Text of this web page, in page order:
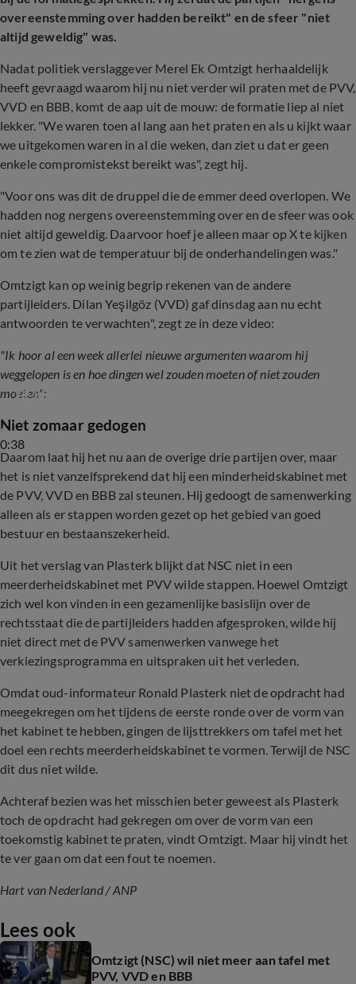
overeenstemming over hadden bereikt" en de sfeer "niet
altijd geweldig" was.
Nadat politiek verslaggever Merel Ek Omtzigt herhaaldelijk
heeft gevraagd waarom hij nu niet verder wil praten met de PVV,
VVD en BBB, komt de aap uit de mouw: de formatie liep al niet
lekker. "We waren toen al lang aan het praten en als u kijkt waar
we uitgekomen waren in al die weken, dan ziet u dat er geen
enkele compromistekst bereikt was", zegt hij.
"Voor ons was dit de druppel die de emmer deed overlopen. We
hadden nog nergens overeenstemming over en de sfeer was ook
niet altijd geweldig. Daarvoor hoef je alleen maar op X te kijken
om te zien wat de temperatuur bij de onderhandelingen was."
Omtzigt kan op weinig begrip rekenen van de andere
partijleiders. Dilan Yeşilgöz (VVD) gaf dinsdag aan nu echt
antwoorden te verwachten", zegt ze in deze video:
"Ik hoor al een week allerlei nieuwe argumenten waarom hij
weggelopen is en hoe dingen wel zouden moeten of niet zouden
moeten":
0:38
Ye?ilgöz tegen Omtzigt: 'Wat wil je nou wel?
Niet zomaar gedogen
Daarom laat hij het nu aan de overige drie partijen over, maar
het is niet vanzelfsprekend dat hij een minderheidskabinet met
de PVV, VVD en BBB zal steunen. Hij gedoogt de samenwerking
alleen als er stappen worden gezet op het gebied van goed
bestuur en bestaanszekerheid.
Uit het verslag van Plasterk blijkt dat NSC niet in een
meerderheidskabinet met PVV wilde stappen. Hoewel Omtzigt
zich wel kon vinden in een gezamenlijke basislijn over de
rechtsstaat die de partijleiders hadden afgesproken, wilde hij
niet direct met de PVV samenwerken vanwege het
verkiezingsprogramma en uitspraken uit het verleden.
Omdat oud-informateur Ronald Plasterk niet de opdracht had
meegekregen om het tijdens de eerste ronde over de vorm van
het kabinet te hebben, gingen de lijsttrekkers om tafel met het
doel een rechts meerderheidskabinet te vormen. Terwijl de NSC
dit dus niet wilde.
Achteraf bezien was het misschien beter geweest als Plasterk
toch de opdracht had gekregen om over de vorm van een
toekomstig kabinet te praten, vindt Omtzigt. Maar hij vindt het
te ver gaan om dat een fout te noemen.
Hart van Nederland / ANP
Lees ook
Omtzigt (NSC) wil niet meer aan tafel met
PVV, VVD en BBB